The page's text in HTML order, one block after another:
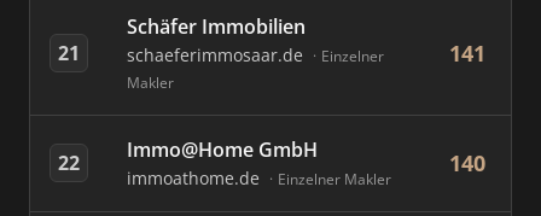
21
Schäfer Immobilien
schaeferimmosaar.de
Einzelner
Makler
141
22 Immo@Home GmbH
immoathome.de Einzelner Makler
140